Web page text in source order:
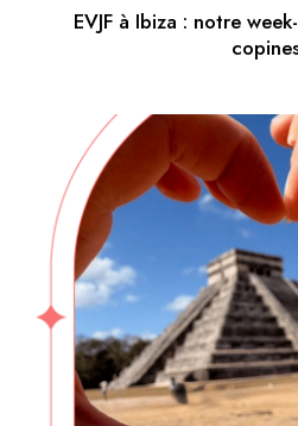
EVJF à Ibiza : notre